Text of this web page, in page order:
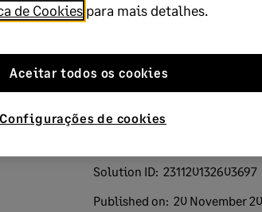
Solution ID: 231120132603697
Published on: 20 November
de Cookies para mais detalhes.
Configurações de cookies
Aceitar todos os cookies